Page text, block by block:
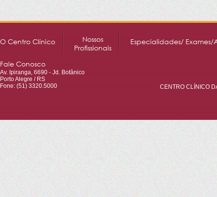
O Centro Clínico
Nossos
Profissionais
Especialidades/ Exames/
Fale Conosco
Av. Ipiranga, 6690 - Jd. Botânico
Porto Alegre / RS
Fone: (51) 3320.5000
CENTRO CLÍNICO